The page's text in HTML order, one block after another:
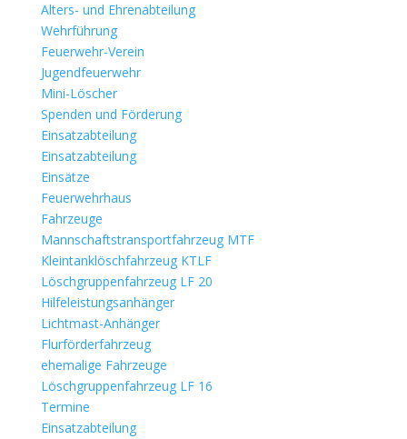
Alters- und Ehrenabteilung
Wehrführung
Feuerwehr-Verein
Jugendfeuerwehr
Mini-Löscher
Spenden und Förderung
Einsatzabteilung
Einsatzabteilung
Einsätze
Feuerwehrhaus
Fahrzeuge
Mannschaftstransportfahrzeug MTF
Kleintanklöschfahrzeug KTLF
Löschgruppenfahrzeug LF 20
Hilfeleistungsanhänger
Lichtmast-Anhänger
Flurförderfahrzeug
ehemalige Fahrzeuge
Löschgruppenfahrzeug LF 16
Termine
Einsatzabteilung